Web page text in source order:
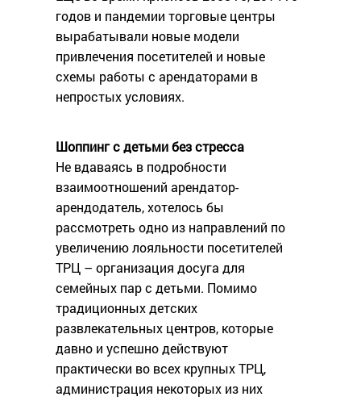
годов и пандемии торговые центры
вырабатывали новые модели
привлечения посетителей и новые
схемы работы с арендаторами в
непростых условиях.
Шоппинг с детьми без стресса
Не вдаваясь в подробности
взаимоотношений арендатор-
арендодатель, хотелось бы
рассмотреть одно из направлений по
увеличению лояльности посетителей
ТРЦ – организация досуга для
семейных пар с детьми. Помимо
традиционных детских
развлекательных центров, которые
давно и успешно действуют
практически во всех крупных ТРЦ,
администрация некоторых из них